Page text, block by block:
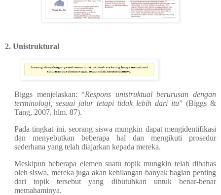
2. Unistruktural
Biggs menjelaskan: “Respons unistruktual berurusan dengan
terminologi, sesuai jalur tetapi tidak lebih dari itu” (Biggs &
Tang, 2007, hlm. 87).
Pada tingkat ini, seorang siswa mungkin dapat mengidentifikasi
dan menyebutkan beberapa hal dan mengikuti prosedur
sederhana yang telah diajarkan kepada mereka.
Meskipun beberapa elemen suatu topik mungkin telah dibahas
oleh siswa, mereka juga akan kehilangan banyak bagian penting
dari topik tersebut yang dibutuhkan untuk benar-benar
memahaminya.